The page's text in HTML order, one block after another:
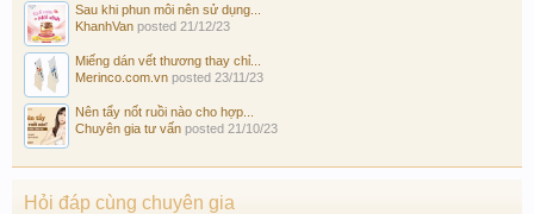
Sau khi phun môi nên sử dụng...
KhanhVan posted 21/12/23
Miếng dán vết thương thay chỉ...
Merinco.com.vn posted 23/11/23
Nên tẩy nốt ruồi nào cho hợp...
Chuyên gia tư vấn posted 21/10/23
Hỏi đáp cùng chuyên gia